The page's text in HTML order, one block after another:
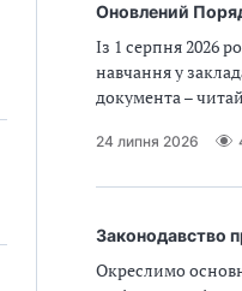
Оновлений
Із 1 серпня 2026
навчання у
документа –
24 липня 2026
Законодавство
Окреслимо